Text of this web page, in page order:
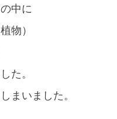
中に
物）
た。
まいました。